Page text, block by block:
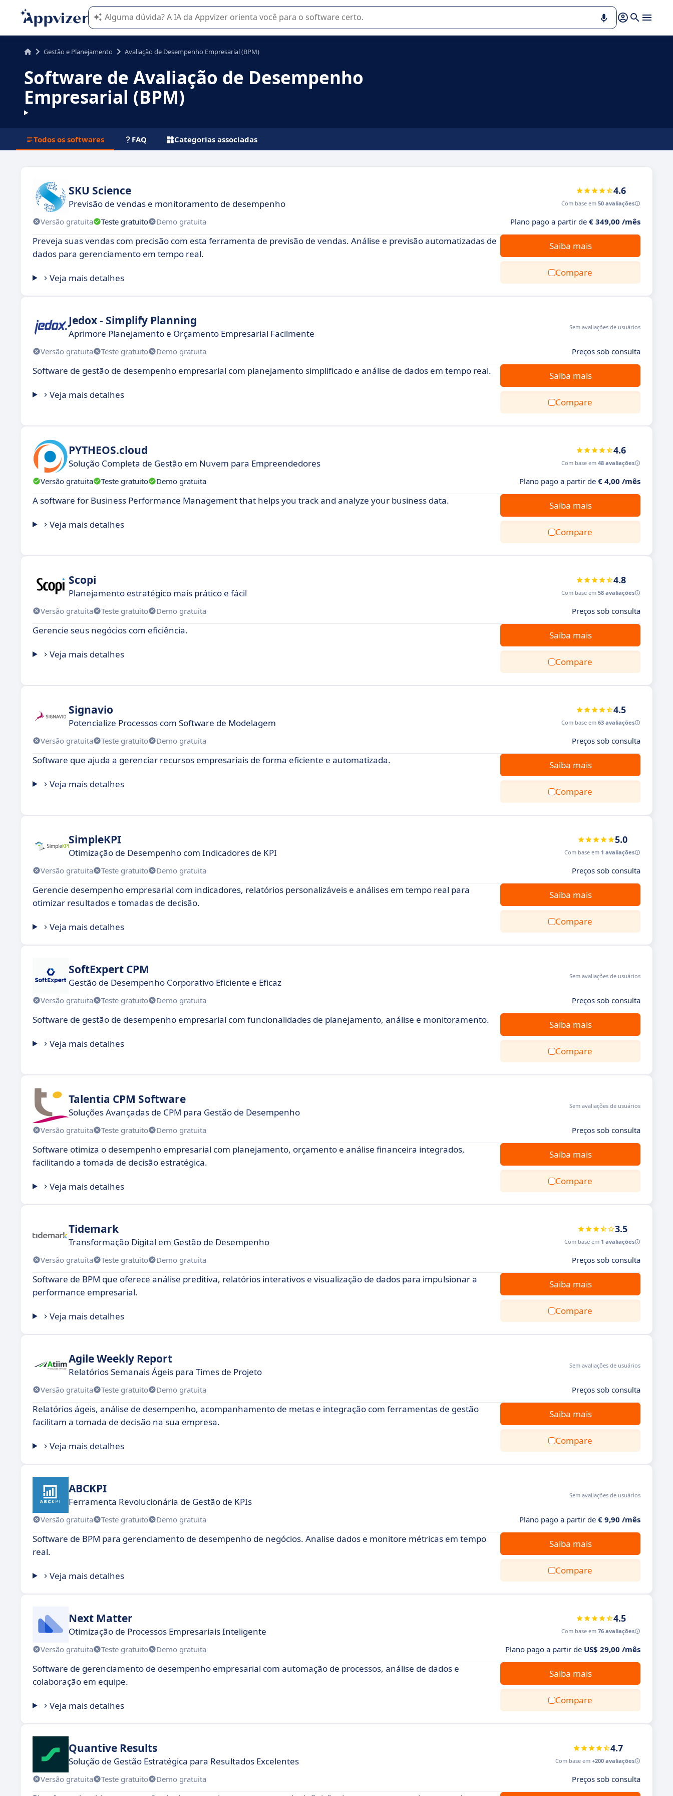
A IA do Appvizer o orienta no uso ou na seleção de software SaaS para sua empresa.
Gestão e Planejamento Avaliação de Desempenho Empresarial (BPM)
Software de Avaliação de Desempenho
Empresarial (BPM)
Todos os softwares FAQ Categorias associadas
SKU Science
Previsão de vendas e monitoramento de desempenho
4.6
Com base em 50 avaliações
Versão gratuita Teste gratuito Demo gratuita Plano pago a partir de € 349,00 /mês
Preveja suas vendas com precisão com esta ferramenta de previsão de vendas. Análise e previsão automatizadas de
dados para gerenciamento em tempo real.
Veja mais detalhes
Saiba mais
Compare
Jedox - Simplify Planning
Aprimore Planejamento e Orçamento Empresarial Facilmente
Sem avaliações de usuários
Versão gratuita Teste gratuito Demo gratuita Preços sob consulta
Software de gestão de desempenho empresarial com planejamento simplificado e análise de dados em tempo real.
Veja mais detalhes
Saiba mais
Compare
PYTHEOS.cloud
Solução Completa de Gestão em Nuvem para Empreendedores
4.6
Com base em 48 avaliações
Versão gratuita Teste gratuito Demo gratuita Plano pago a partir de € 4,00 /mês
A software for Business Performance Management that helps you track and analyze your business data.
Veja mais detalhes
Saiba mais
Compare
Scopi
Planejamento estratégico mais prático e fácil
4.8
Com base em 58 avaliações
Versão gratuita Teste gratuito Demo gratuita Preços sob consulta
Gerencie seus negócios com eficiência.
Veja mais detalhes
Saiba mais
Compare
Signavio
Potencialize Processos com Software de Modelagem
4.5
Com base em 63 avaliações
Versão gratuita Teste gratuito Demo gratuita Preços sob consulta
Software que ajuda a gerenciar recursos empresariais de forma eficiente e automatizada.
Veja mais detalhes
Saiba mais
Compare
SimpleKPI
Otimização de Desempenho com Indicadores de KPI
5.0
Com base em 1 avaliações
Versão gratuita Teste gratuito Demo gratuita Preços sob consulta
Gerencie desempenho empresarial com indicadores, relatórios personalizáveis e análises em tempo real para
otimizar resultados e tomadas de decisão.
Veja mais detalhes
Saiba mais
Compare
SoftExpert CPM
Gestão de Desempenho Corporativo Eficiente e Eficaz
Sem avaliações de usuários
Versão gratuita Teste gratuito Demo gratuita Preços sob consulta
Software de gestão de desempenho empresarial com funcionalidades de planejamento, análise e monitoramento.
Veja mais detalhes
Saiba mais
Compare
Talentia CPM Software
Soluções Avançadas de CPM para Gestão de Desempenho
Sem avaliações de usuários
Versão gratuita Teste gratuito Demo gratuita Preços sob consulta
Software otimiza o desempenho empresarial com planejamento, orçamento e análise financeira integrados,
facilitando a tomada de decisão estratégica.
Veja mais detalhes
Saiba mais
Compare
Tidemark
Transformação Digital em Gestão de Desempenho
3.5
Com base em 1 avaliações
Versão gratuita Teste gratuito Demo gratuita Preços sob consulta
Software de BPM que oferece análise preditiva, relatórios interativos e visualização de dados para impulsionar a
performance empresarial.
Veja mais detalhes
Saiba mais
Compare
Agile Weekly Report
Relatórios Semanais Ágeis para Times de Projeto
Sem avaliações de usuários
Versão gratuita Teste gratuito Demo gratuita Preços sob consulta
Relatórios ágeis, análise de desempenho, acompanhamento de metas e integração com ferramentas de gestão
facilitam a tomada de decisão na sua empresa.
Veja mais detalhes
Saiba mais
Compare
ABCKPI
Ferramenta Revolucionária de Gestão de KPIs
Sem avaliações de usuários
Versão gratuita Teste gratuito Demo gratuita Plano pago a partir de € 9,90 /mês
Software de BPM para gerenciamento de desempenho de negócios. Analise dados e monitore métricas em tempo
real.
Veja mais detalhes
Saiba mais
Compare
Next Matter
Otimização de Processos Empresariais Inteligente
4.5
Com base em 76 avaliações
Versão gratuita Teste gratuito Demo gratuita Plano pago a partir de US$ 29,00 /mês
Software de gerenciamento de desempenho empresarial com automação de processos, análise de dados e
colaboração em equipe.
Veja mais detalhes
Saiba mais
Compare
Quantive Results
Solução de Gestão Estratégica para Resultados Excelentes
4.7
Com base em +200 avaliações
Versão gratuita Teste gratuito Demo gratuita Preços sob consulta